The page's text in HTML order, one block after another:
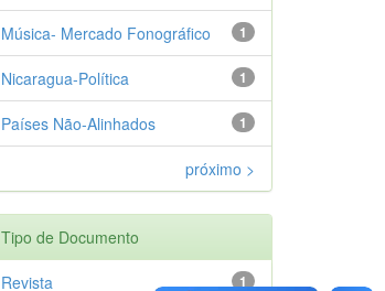
1
Música- Mercado Fonográfico
1
Nicaragua-Política
1
Países Não-Alinhados
próximo >
Tipo de Documento
1
Revista